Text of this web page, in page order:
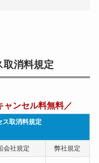
取消料規定
ャンセル料無料／
ス取消料規定
会社規定 弊社規定